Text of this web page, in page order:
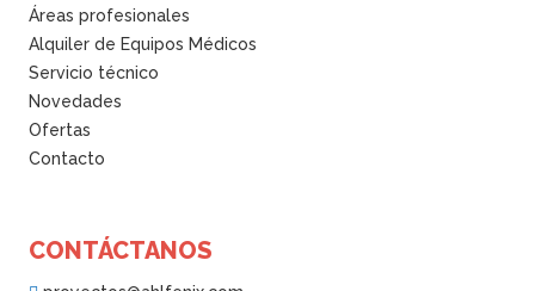
Áreas profesionales
Alquiler de Equipos Médicos
Servicio técnico
Novedades
Ofertas
Contacto
CONTÁCTANOS